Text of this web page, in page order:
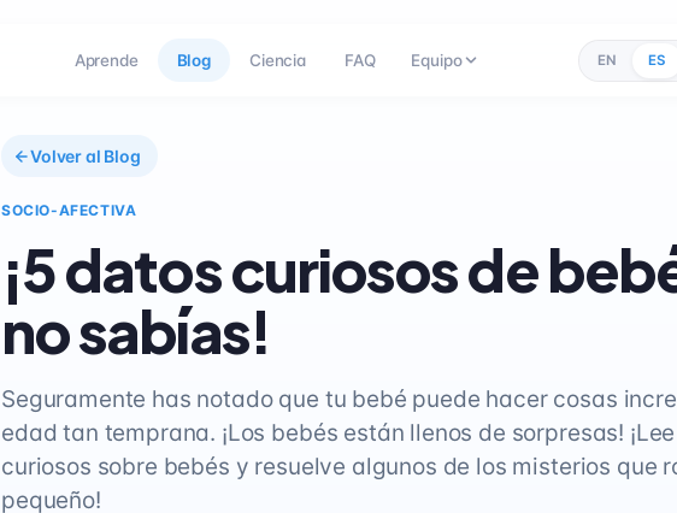
Aprende Blog Ciencia FAQ Equipo EN ES
Volver al Blog
SOCIO-AFECTIVA
¡5 datos curiosos de
no sabías!
Seguramente has notado que tu bebé puede hacer cosas
edad tan temprana. ¡Los bebés están llenos de sorpresas!
curiosos sobre bebés y resuelve algunos de los misterios que
pequeño!